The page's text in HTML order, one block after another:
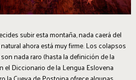
subir esta montaña, nada caerá del
ahora está muy firme. Los colapsos
nada raro (hasta la definición de la
el Diccionario de la Lengua Eslovena